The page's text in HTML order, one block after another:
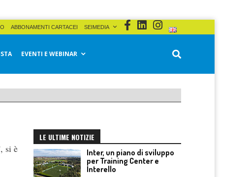
ABBONAMENTI CARTACEI SEIMEDIA
EVENTI E WEBINAR
si è
LE ULTIME NOTIZIE
Inter, un piano di sviluppo
per Training Center e
Interello